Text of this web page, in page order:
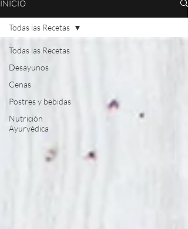
INICIO
Todas las Recetas
Desayunos
Cenas
Postres y bebidas
Nutrición
Ayurvédica
Todas las Recetas